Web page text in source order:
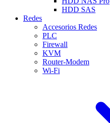
HDD SAS
Redes
Accesorios Redes
PLC
Firewall
KVM
Router-Modem
Wi-Fi